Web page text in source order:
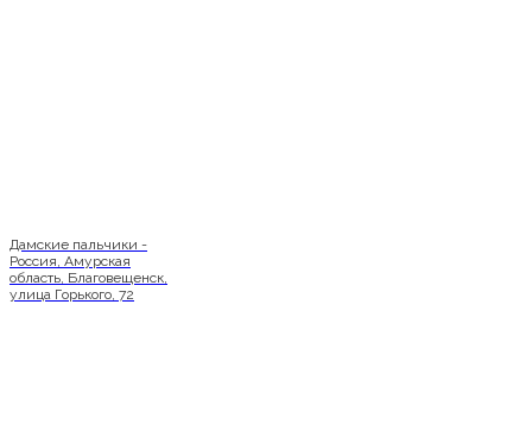
Дамские пальчики -
Россия, Амурская
область, Благовещенск,
улица Горького, 72